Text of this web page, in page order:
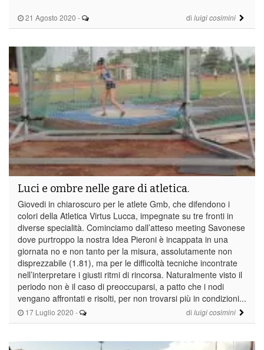
21 Agosto 2020 - di luigi cosimini
17 Luglio 2020 - di luigi cosimini
Luci e ombre nelle gare di atletica.
Giovedi in chiaroscuro per le atlete Gmb, che difendono i
colori della Atletica Virtus Lucca, impegnate su tre fronti in
diverse specialità. Cominciamo dall’atteso meeting Savonese
dove purtroppo la nostra Idea Pieroni è incappata in una
giornata no e non tanto per la misura, assolutamente non
disprezzabile (1.81), ma per le difficoltà tecniche incontrate
nell’interpretare i giusti ritmi di rincorsa. Naturalmente visto il
periodo non è il caso di preoccuparsi, a patto che i nodi
vengano affrontati e risolti, per non trovarsi più in condizioni...